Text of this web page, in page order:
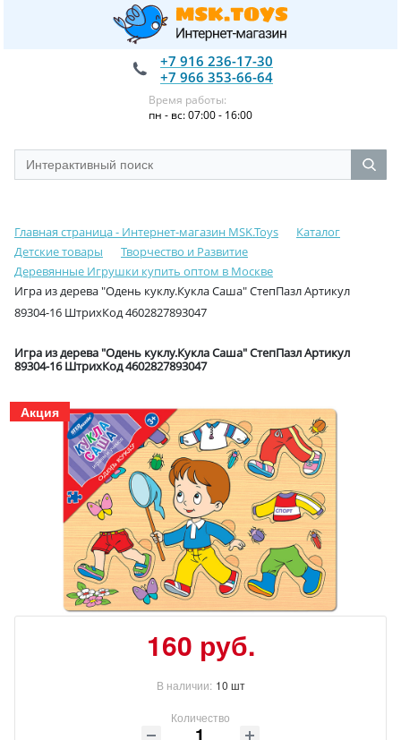
+7 916 236-17-30
+7 966 353-66-64
Время работы:
пн - вс: 07:00 - 16:00
Главная страница - Интернет-магазин MSK.Toys
Каталог
Детские товары
Творчество и Развитие
Деревянные Игрушки купить оптом в Москве
Игра из дерева "Одень куклу.Кукла Саша" СтепПазл Артикул
89304-16 ШтрихКод 4602827893047
Игра из дерева "Одень куклу.Кукла Саша" СтепПазл Артикул
89304-16 ШтрихКод 4602827893047
Акция
160 руб.
В наличии: 10 шт
Количество